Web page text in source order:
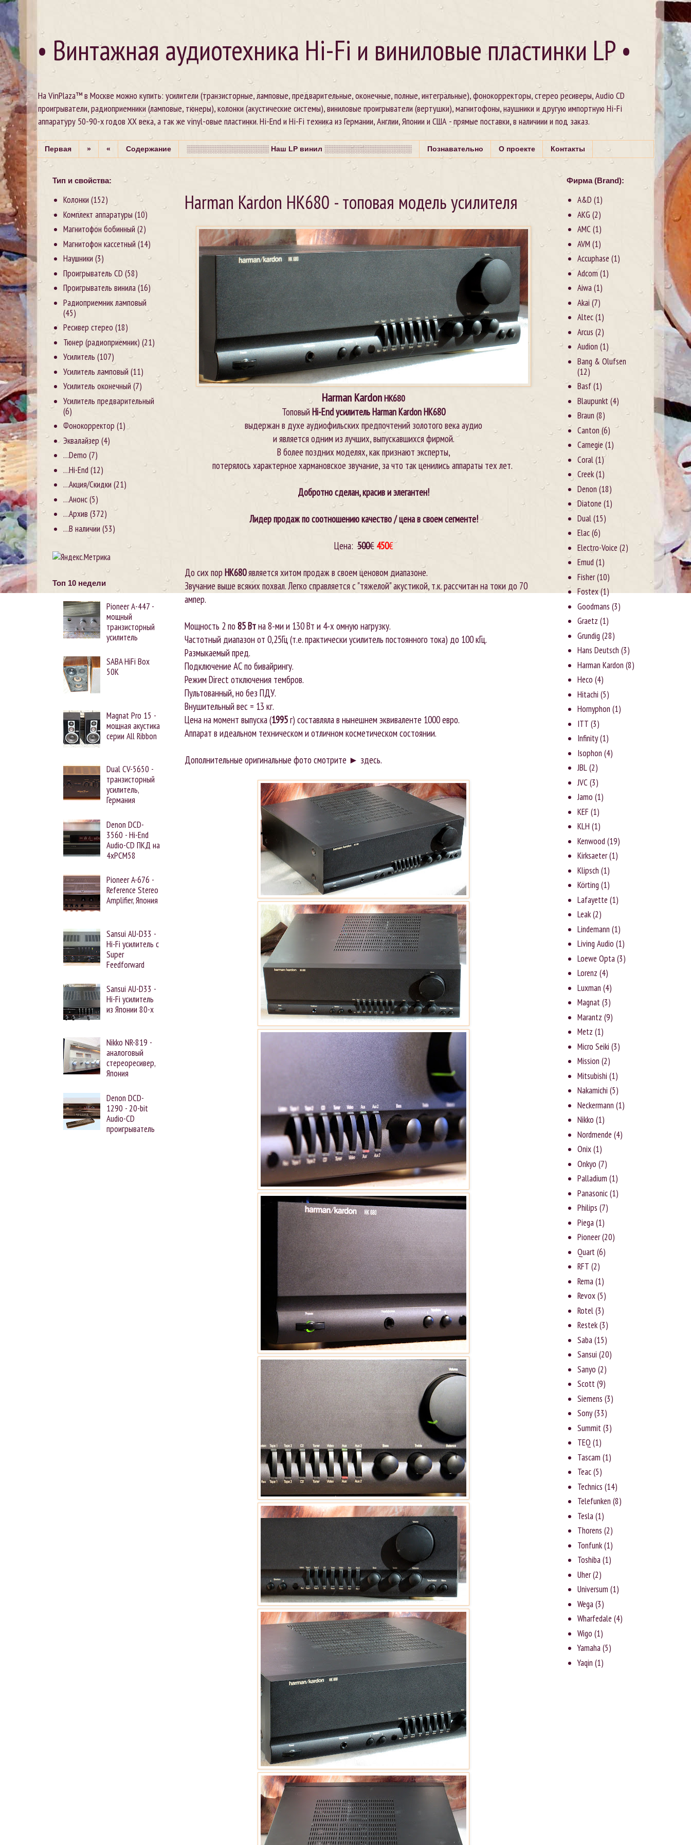
• Винтажная аудиотехника Hi-Fi и виниловые пластинки LP •
На VinPlaza™ в Москве можно купить: усилители (транзисторные, ламповые, предварительные, оконечные, полные, интегральные), фонокорректоры, стерео ресиверы, Audio CD
проигрыватели, радиоприемники (ламповые, тюнеры), колонки (акустические системы), виниловые проигрыватели (вертушки), магнитофоны, наушники и другую импортную Hi-Fi
аппаратуру 50-90-х годов XX века, а так же vinyl-овые пластинки. Hi-End и Hi-Fi техника из Германии, Англии, Японии и США - прямые поставки, в наличиии и под заказ.
Первая » « Содержание ░░░░░░░░░░░░░░░░ Наш LP винил ░░░░░░░░░░░░░░░░░ Познавательно О проекте Контакты
Harman Kardon HK680 - топовая модель усилителя
Harman KardonHK680
ТоповыйHi-End усилитель Harman Kardon HK680
выдержан в духе аудиофильских предпочтений золотого века аудио
и является одним из лучших, выпускавшихся фирмой.
В более поздних моделях, как признают эксперты,
потерялось характерное хармановское звучание, за что так ценились аппараты тех лет.
Добротно сделан, красив и элегантен!
Лидер продаж по соотношению качество / цена в своем сегменте!
Цена:500€ 450€
До сих пор HK680является хитом продаж в своем ценовом диапазоне.
Звучание выше всяких похвал. Легко справляется с "тяжелой" акустикой, т.к. рассчитан на токи до 70
ампер.
Мощность 2 по 85 Втна 8-ми и 130 Вт и 4-х омную нагрузку.
Частотный диапазон от 0,25Гц (т.е. практически усилитель постоянного тока) до 100 кГц.
Размыкаемый пред.
Подключение АС по бивайрингу.
Режим Direct отключения тембров.
Пультованный, но без ПДУ.
Внушительный вес = 13 кг.
Цена на момент выпуска (1995г) составляла в нынешнем эквиваленте 1000 евро.
Аппарат в идеальном техническом и отличном косметическом состоянии.
Дополнительные оригинальные фото смотрите ► здесь.
Тип и свойства:
Колонки (152)
Комплект аппаратуры (10)
Магнитофон бобинный (2)
Магнитофон кассетный (14)
Наушники (3)
Проигрыватель CD (58)
Проигрыватель винила(16)
Радиоприемник ламповый
(45)
Ресивер стерео (18)
Тюнер (радиоприемник) (21)
Усилитель (107)
Усилитель ламповый (11)
Усилитель оконечный (7)
Усилитель предварительный
(6)
Фонокорректор (1)
Эквалайзер (4)
…Demo (7)
…Hi-End(12)
…Акция/Скидки (21)
…Анонс(5)
…Архив (372)
…В наличии (53)
Топ 10 недели
Pioneer А-447 -
мощный
транзисторный
усилитель
SABA HiFi Box
50K
Magnat Pro 15 -
мощная акустика
серии All Ribbon
Dual CV-5650 -
транзисторный
усилитель,
Германия
Denon DCD-
3560 - Hi-End
Audio-CD ПКД на
4xPCM58
Pioneer A-676 -
Reference Stereo
Amplifier, Япония
Sansui AU-D33 -
Hi-Fi усилитель с
Super
Feedforward
Sansui AU-D33 -
Hi-Fi усилитель
из Японии 80-х
Nikko NR-819 -
аналоговый
стереоресивер,
Япония
Denon DCD-
1290 - 20-bit
Audio-CD
проигрыватель
Фирма (Brand):
A&D (1)
AKG (2)
AMC (1)
AVM (1)
Accuphase (1)
Adcom(1)
Aiwa(1)
Akai (7)
Altec(1)
Arcus (2)
Audion (1)
Bang & Olufsen
(12)
Basf(1)
Blaupunkt(4)
Braun (8)
Canton (6)
Carnegie (1)
Coral(1)
Creek(1)
Denon (18)
Diatone (1)
Dual(15)
Elac(6)
Electro-Voice (2)
Emud(1)
Fisher(10)
Fostex(1)
Goodmans (3)
Graetz (1)
Grundig (28)
Hans Deutsch (3)
Harman Kardon (8)
Heco (4)
Hitachi (5)
Hornyphon (1)
ITT (3)
Infinity(1)
Isophon (4)
JBL(2)
JVC(3)
Jаmо (1)
KEF (1)
KLH (1)
Kenwood(19)
Kirksaeter(1)
Klipsch (1)
Körting (1)
Lafayette (1)
Leak(2)
Lindemann (1)
Living Audio (1)
Loewe Opta(3)
Lorenz (4)
Luxman (4)
Magnat(3)
Marantz (9)
Metz (1)
Micro Seiki (3)
Mission (2)
Mitsubishi (1)
Nakamichi (5)
Neckermann (1)
Nikko (1)
Nordmende (4)
Onix(1)
Onkyo (7)
Palladium (1)
Panasonic(1)
Philips (7)
Piega(1)
Pioneer(20)
Quart(6)
RFT (2)
Rema(1)
Revox(5)
Rotel(3)
Rеstеk(3)
Saba(15)
Sansui (20)
Sanyо (2)
Scott(9)
Siemens (3)
Sony(33)
Summit(3)
TEQ (1)
Tascam (1)
Teac(5)
Technics (14)
Telefunken (8)
Tesla(1)
Thorens (2)
Tonfunk(1)
Toshiba(1)
Uher(2)
Universum (1)
Wega(3)
Wharfedale (4)
Wigo (1)
Yamaha(5)
Yaqin (1)